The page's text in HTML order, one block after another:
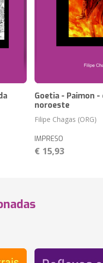
Goetia - Paimon
noroeste
Filipe Chagas (ORG)
IMPRESO
€ 15,93